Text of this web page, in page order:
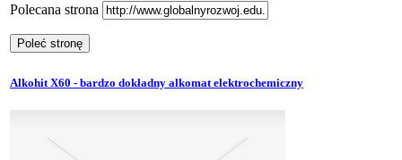
Polecana strona
Alkohit X60 - bardzo dokładny alkomat elektrochemiczny